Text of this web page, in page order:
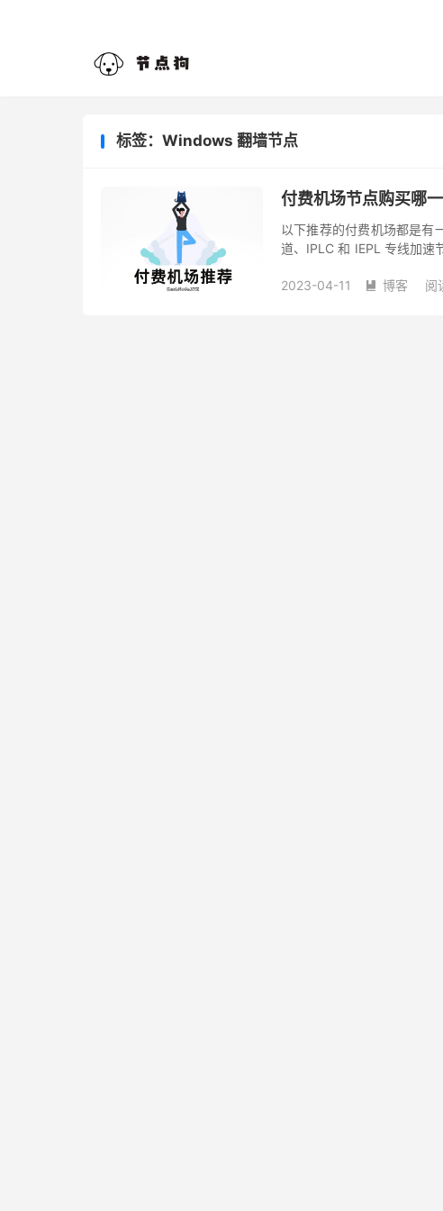
标签：Windows 翻墙节点
付费机场节点购买哪
以下推荐的付费机场都是有
道、IPLC 和 IEPL 专线加
2023-04-11  博客 阅